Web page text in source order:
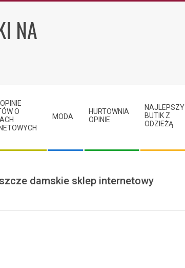
NA
O
MODA
HURTOWNIA
OPINIE
NAJLEPSZY
BUTIK Z
ODZIEŻĄ
damskie sklep internetowy